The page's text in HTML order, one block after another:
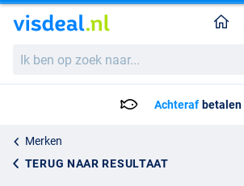
ben
Achteraf betalen
Merken
TERUG NAAR RESULTAAT